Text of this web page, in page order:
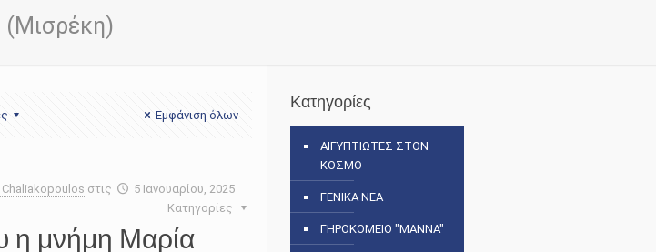
(Μισρέκη)
Εμφάνιση όλων
Chaliakopoulos στις
5 Ιανουαρίου, 2025
Κατηγορίες
η μνήμη Μαρία
Κατηγορίες
ΑΙΓΥΠΤΙΩΤΕΣ ΣΤΟΝ
ΚΟΣΜΟ
ΓΕΝΙΚΑ ΝΕΑ
ΓΗΡΟΚΟΜΕΙΟ "ΜΑΝΝΑ"